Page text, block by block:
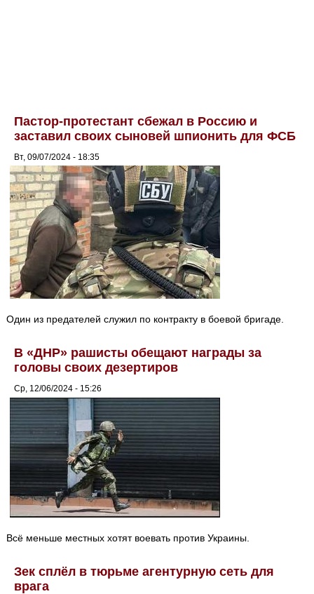
Пастор-протестант сбежал в Россию и
заставил своих сыновей шпионить для ФСБ
Вт, 09/07/2024 - 18:35
Один из предателей служил по контракту в боевой бригаде.
В «ДНР» рашисты обещают награды за
головы своих дезертиров
Ср, 12/06/2024 - 15:26
Всё меньше местных хотят воевать против Украины.
Зек сплёл в тюрьме агентурную сеть для
врага